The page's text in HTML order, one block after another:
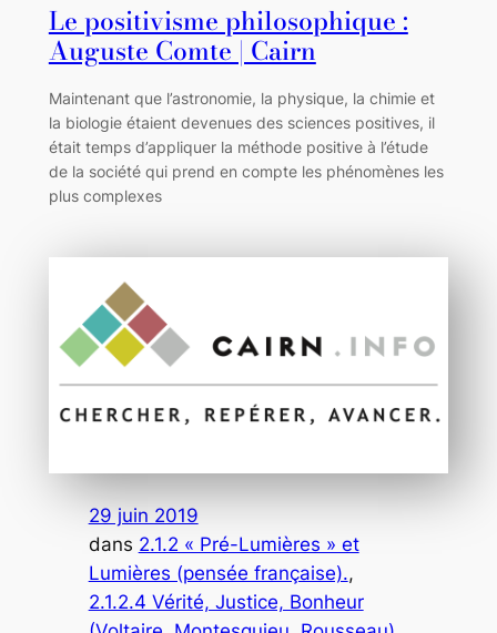
Le positivisme philosophique :
Auguste Comte | Cairn
Maintenant que l’astronomie, la physique, la chimie et
la biologie étaient devenues des sciences positives, il
était temps d’appliquer la méthode positive à l’étude
de la société qui prend en compte les phénomènes les
plus complexes
29 juin 2019
dans 2.1.2 « Pré-Lumières » et
Lumières (pensée française).
2.1.2.4 Vérité, Justice, Bonheur